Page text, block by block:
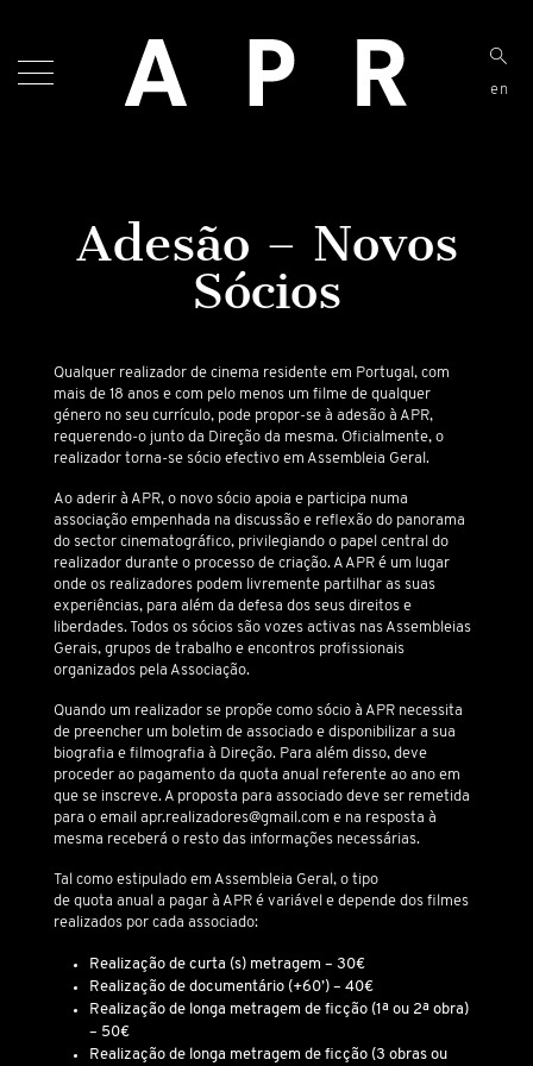
en
Adesão – Novos
Sócios
Qualquer realizador de cinema residente em Portugal, com
mais de 18 anos e com pelo menos um filme de qualquer
género no seu currículo, pode propor-se à adesão à APR,
requerendo-o junto da Direção da mesma. Oficialmente, o
realizador torna-se sócio efectivo em Assembleia Geral.
Ao aderir à APR, o novo sócio apoia e participa numa
associação empenhada na discussão e reflexão do panorama
do sector cinematográfico, privilegiando o papel central do
realizador durante o processo de criação. A APR é um lugar
onde os realizadores podem livremente partilhar as suas
experiências, para além da defesa dos seus direitos e
liberdades. Todos os sócios são vozes activas nas Assembleias
Gerais, grupos de trabalho e encontros profissionais
organizados pela Associação.
Quando um realizador se propõe como sócio à APR necessita
de preencher um boletim de associado e disponibilizar a sua
biografia e filmografia à Direção. Para além disso, deve
proceder ao pagamento da quota anual referente ao ano em
que se inscreve. A proposta para associado deve ser remetida
para o email apr.realizadores@gmail.com e na resposta à
mesma receberá o resto das informações necessárias.
Tal como estipulado em Assembleia Geral, o tipo
de quota anual a pagar à APR é variável e depende dos filmes
realizados por cada associado:
Realização de curta (s) metragem – 30€
Realização de documentário (+60’) – 40€
Realização de longa metragem de ficção (1ª ou 2ª obra)
– 50€
Realização de longa metragem de ficção (3 obras ou